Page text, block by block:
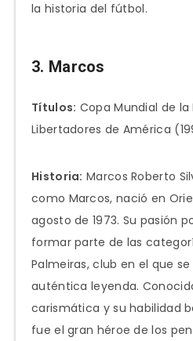
la historia del fútbol.
3. Marcos
Títulos: Copa Mundial de la
Libertadores de América
Historia: Marcos Roberto
como Marcos, nació en
agosto de 1973. Su pasión
formar parte de las
Palmeiras, club en el que
auténtica leyenda.
carismática y su habilidad
fue el gran héroe de los